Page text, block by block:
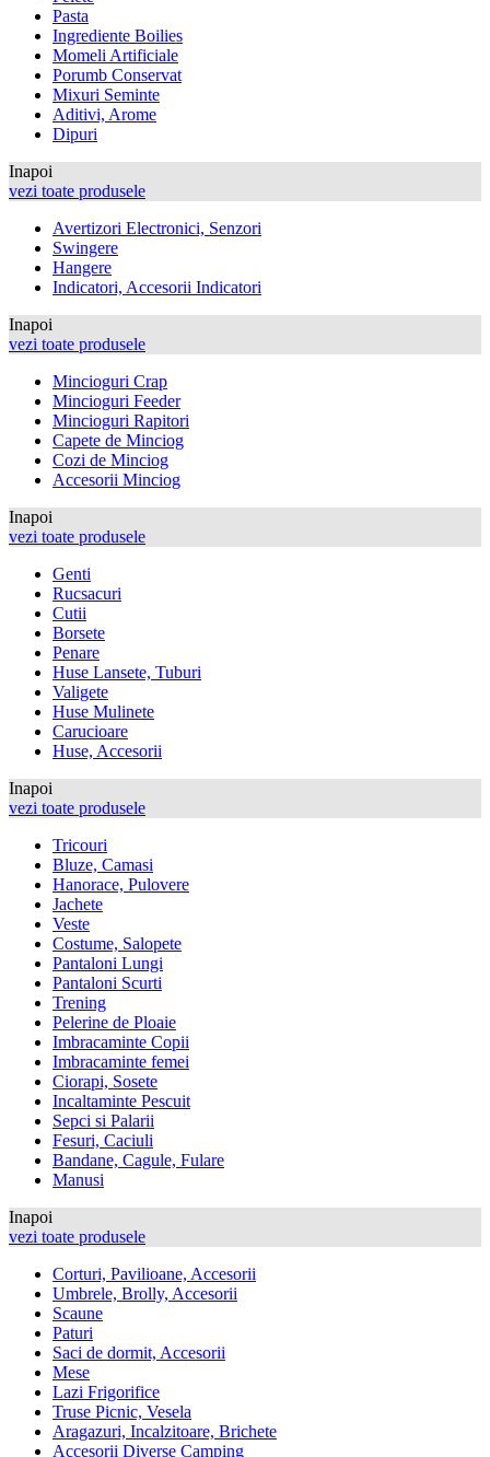
Pasta
Ingrediente Boilies
Momeli Artificiale
Porumb Conservat
Mixuri Seminte
Aditivi, Arome
Dipuri
Inapoi
vezi toate produsele
Avertizori Electronici, Senzori
Swingere
Hangere
Indicatori, Accesorii Indicatori
Inapoi
vezi toate produsele
Mincioguri Crap
Mincioguri Feeder
Mincioguri Rapitori
Capete de Minciog
Cozi de Minciog
Accesorii Minciog
Inapoi
vezi toate produsele
Genti
Rucsacuri
Cutii
Borsete
Penare
Huse Lansete, Tuburi
Valigete
Huse Mulinete
Carucioare
Huse, Accesorii
Inapoi
vezi toate produsele
Tricouri
Bluze, Camasi
Hanorace, Pulovere
Jachete
Veste
Costume, Salopete
Pantaloni Lungi
Pantaloni Scurti
Trening
Pelerine de Ploaie
Imbracaminte Copii
Imbracaminte femei
Ciorapi, Sosete
Incaltaminte Pescuit
Sepci si Palarii
Fesuri, Caciuli
Bandane, Cagule, Fulare
Manusi
Inapoi
vezi toate produsele
Corturi, Pavilioane, Accesorii
Umbrele, Brolly, Accesorii
Scaune
Paturi
Saci de dormit, Accesorii
Mese
Lazi Frigorifice
Truse Picnic, Vesela
Aragazuri, Incalzitoare, Brichete
Accesorii Diverse Camping